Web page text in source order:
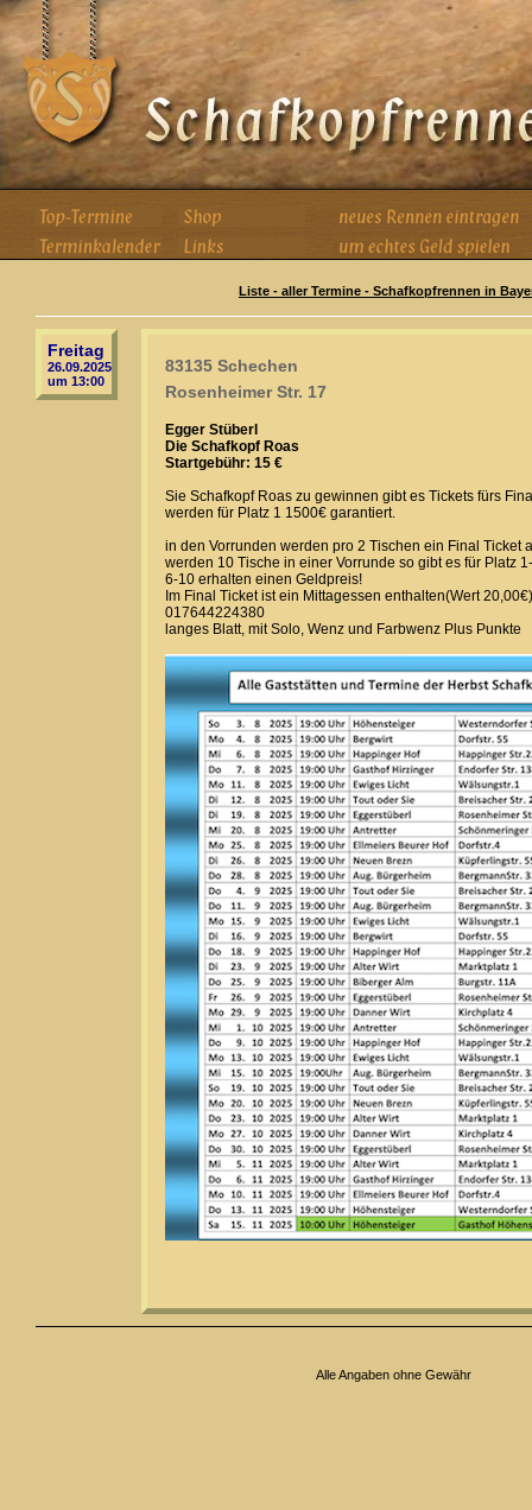
Liste - aller Termine - Schafkopfrennen in
Freitag
26.09.2025
um 13:00
83135 Schechen
Rosenheimer Str. 17
Egger Stüberl
Die Schafkopf Roas
Startgebühr: 15 €
Sie Schafkopf Roas zu gewinnen gibt es Tickets fürs
werden für Platz 1 1500€ garantiert.
in den Vorrunden werden pro 2 Tischen ein Final Ticket
werden 10 Tische in einer Vorrunde so gibt es für Platz
6-10 erhalten einen Geldpreis!
Im Final Ticket ist ein Mittagessen enthalten(Wert 20,00€)
017644224380
langes Blatt, mit Solo, Wenz und Farbwenz Plus Punkte
Alle Angaben ohne Gewähr